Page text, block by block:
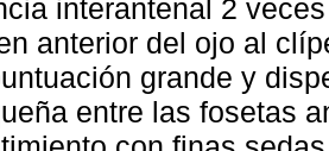
interantenal 2
anterior del ojo al
grande y
entre las fosetas